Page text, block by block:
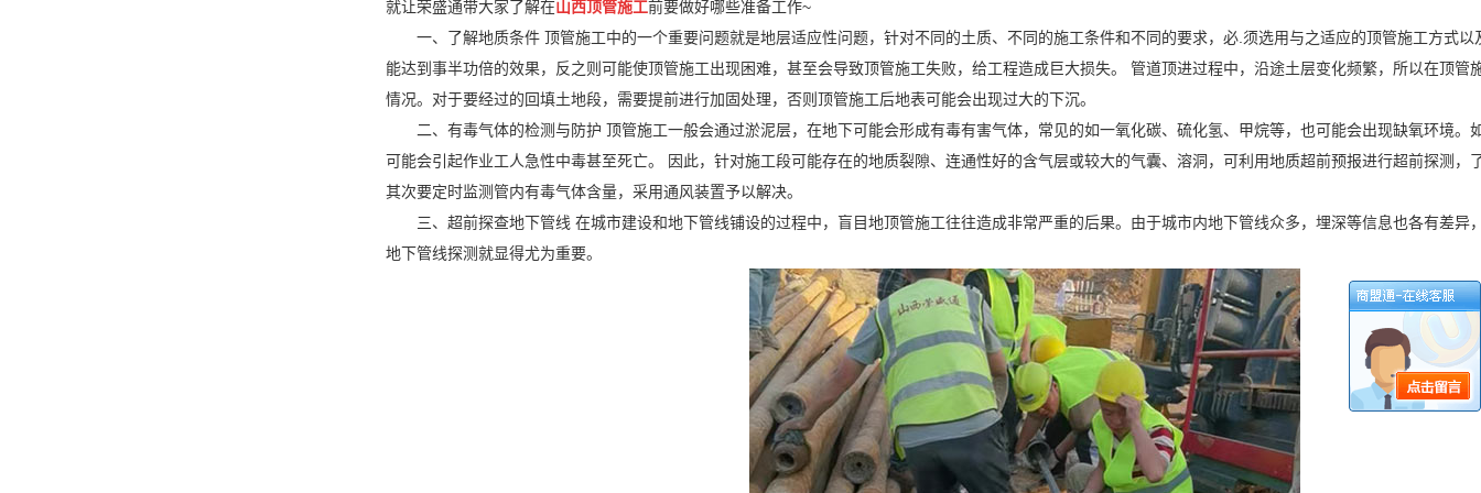
就让荣盛通带大家了解在山西顶管施工前要做好哪些准备工作~
一、了解地质条件 顶管施工中的一个重要问题就是地层适应性问题，针对不同的土质、不同的施工条件和不同的要求，必.须选用与之适应的顶管施工方式以
能达到事半功倍的效果，反之则可能使顶管施工出现困难，甚至会导致顶管施工失败，给工程造成巨大损失。 管道顶进过程中，沿途土层变化频繁，所以在顶管
情况。对于要经过的回填土地段，需要提前进行加固处理，否则顶管施工后地表可能会出现过大的下沉。
二、有毒气体的检测与防护 顶管施工一般会通过淤泥层，在地下可能会形成有毒有害气体，常见的如一氧化碳、硫化氢、甲烷等，也可能会出现缺氧环境。
可能会引起作业工人急性中毒甚至死亡。 因此，针对施工段可能存在的地质裂隙、连通性好的含气层或较大的气囊、溶洞，可利用地质超前预报进行超前探测，
其次要定时监测管内有毒气体含量，采用通风装置予以解决。
三、超前探查地下管线 在城市建设和地下管线铺设的过程中，盲目地顶管施工往往造成非常严重的后果。由于城市内地下管线众多，埋深等信息也各有差异
地下管线探测就显得尤为重要。